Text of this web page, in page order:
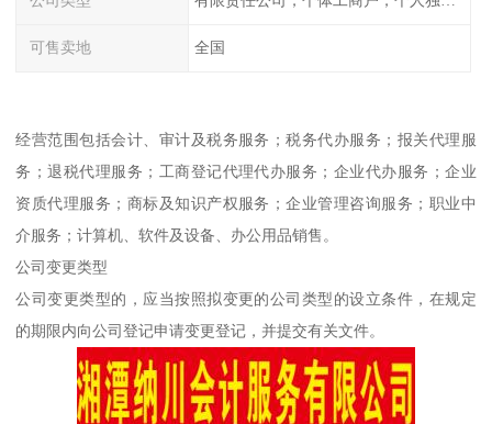
可售卖地 全国
经营范围包括会计、审计及税务服务；税务代办服务；报关代理服
务；退税代理服务；工商登记代理代办服务；企业代办服务；企业
资质代理服务；商标及知识产权服务；企业管理咨询服务；职业中
介服务；计算机、软件及设备、办公用品销售。
公司变更类型
公司变更类型的，应当按照拟变更的公司类型的设立条件，在规定
的期限内向公司登记申请变更登记，并提交有关文件。